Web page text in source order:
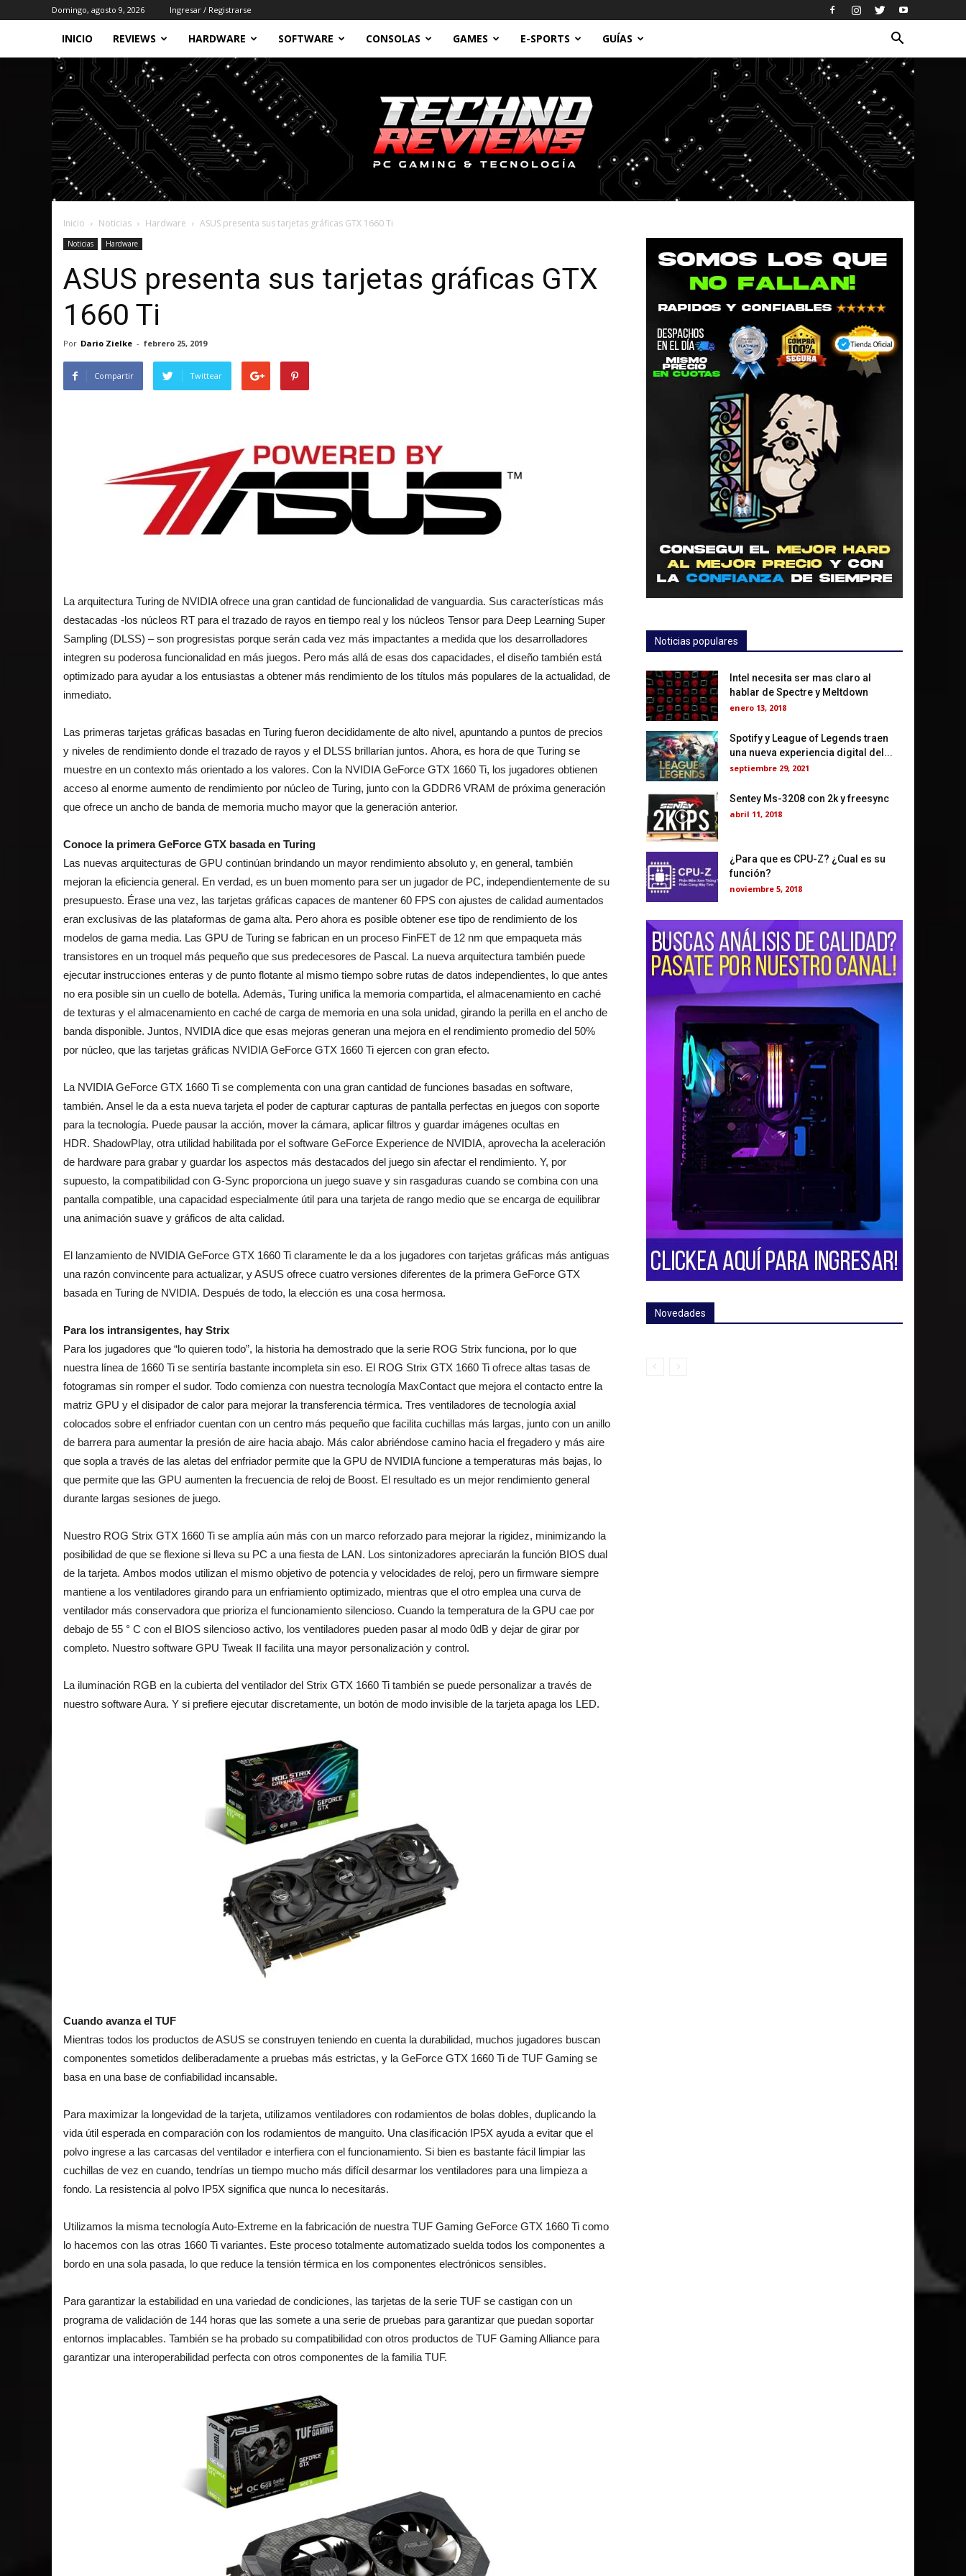
Domingo, agosto 9, 2026 Ingresar / Registrarse
INICIO REVIEWS HARDWARE SOFTWARE CONSOLAS GAMES E-SPORTS GUÍAS
unboxing
&
Inicio Noticias Hardware ASUS presenta sus tarjetas gráficas GTX 1660 Ti
Noticias Hardware
ASUS presenta sus tarjetas gráficas GTX
1660 Ti
Por Dario Zielke - febrero 25, 2019
Compartir Twittear
La arquitectura Turing de NVIDIA ofrece una gran cantidad de funcionalidad de vanguardia. Sus características más
destacadas -los núcleos RT para el trazado de rayos en tiempo real y los núcleos Tensor para Deep Learning Super
Sampling (DLSS) – son progresistas porque serán cada vez más impactantes a medida que los desarrolladores
integren su poderosa funcionalidad en más juegos. Pero más allá de esas dos capacidades, el diseño también está
optimizado para ayudar a los entusiastas a obtener más rendimiento de los títulos más populares de la actualidad, de
inmediato.
Las primeras tarjetas gráficas basadas en Turing fueron decididamente de alto nivel, apuntando a puntos de precios
y niveles de rendimiento donde el trazado de rayos y el DLSS brillarían juntos. Ahora, es hora de que Turing se
muestre en un contexto más orientado a los valores. Con la NVIDIA GeForce GTX 1660 Ti, los jugadores obtienen
acceso al enorme aumento de rendimiento por núcleo de Turing, junto con la GDDR6 VRAM de próxima generación
que ofrece un ancho de banda de memoria mucho mayor que la generación anterior.
Conoce la primera GeForce GTX basada en Turing
Las nuevas arquitecturas de GPU continúan brindando un mayor rendimiento absoluto y, en general, también
mejoran la eficiencia general. En verdad, es un buen momento para ser un jugador de PC, independientemente de su
presupuesto. Érase una vez, las tarjetas gráficas capaces de mantener 60 FPS con ajustes de calidad aumentados
eran exclusivas de las plataformas de gama alta. Pero ahora es posible obtener ese tipo de rendimiento de los
modelos de gama media. Las GPU de Turing se fabrican en un proceso FinFET de 12 nm que empaqueta más
transistores en un troquel más pequeño que sus predecesores de Pascal. La nueva arquitectura también puede
ejecutar instrucciones enteras y de punto flotante al mismo tiempo sobre rutas de datos independientes, lo que antes
no era posible sin un cuello de botella. Además, Turing unifica la memoria compartida, el almacenamiento en caché
de texturas y el almacenamiento en caché de carga de memoria en una sola unidad, girando la perilla en el ancho de
banda disponible. Juntos, NVIDIA dice que esas mejoras generan una mejora en el rendimiento promedio del 50%
por núcleo, que las tarjetas gráficas NVIDIA GeForce GTX 1660 Ti ejercen con gran efecto.
La NVIDIA GeForce GTX 1660 Ti se complementa con una gran cantidad de funciones basadas en software,
también. Ansel le da a esta nueva tarjeta el poder de capturar capturas de pantalla perfectas en juegos con soporte
para la tecnología. Puede pausar la acción, mover la cámara, aplicar filtros y guardar imágenes ocultas en
HDR. ShadowPlay, otra utilidad habilitada por el software GeForce Experience de NVIDIA, aprovecha la aceleración
de hardware para grabar y guardar los aspectos más destacados del juego sin afectar el rendimiento. Y, por
supuesto, la compatibilidad con G-Sync proporciona un juego suave y sin rasgaduras cuando se combina con una
pantalla compatible, una capacidad especialmente útil para una tarjeta de rango medio que se encarga de equilibrar
una animación suave y gráficos de alta calidad.
El lanzamiento de NVIDIA GeForce GTX 1660 Ti claramente le da a los jugadores con tarjetas gráficas más antiguas
una razón convincente para actualizar, y ASUS ofrece cuatro versiones diferentes de la primera GeForce GTX
basada en Turing de NVIDIA. Después de todo, la elección es una cosa hermosa.
Para los intransigentes, hay Strix
Para los jugadores que “lo quieren todo”, la historia ha demostrado que la serie ROG Strix funciona, por lo que
nuestra línea de 1660 Ti se sentiría bastante incompleta sin eso. El ROG Strix GTX 1660 Ti ofrece altas tasas de
fotogramas sin romper el sudor. Todo comienza con nuestra tecnología MaxContact que mejora el contacto entre la
matriz GPU y el disipador de calor para mejorar la transferencia térmica. Tres ventiladores de tecnología axial
colocados sobre el enfriador cuentan con un centro más pequeño que facilita cuchillas más largas, junto con un anillo
de barrera para aumentar la presión de aire hacia abajo. Más calor abriéndose camino hacia el fregadero y más aire
que sopla a través de las aletas del enfriador permite que la GPU de NVIDIA funcione a temperaturas más bajas, lo
que permite que las GPU aumenten la frecuencia de reloj de Boost. El resultado es un mejor rendimiento general
durante largas sesiones de juego.
Nuestro ROG Strix GTX 1660 Ti se amplía aún más con un marco reforzado para mejorar la rigidez, minimizando la
posibilidad de que se flexione si lleva su PC a una fiesta de LAN. Los sintonizadores apreciarán la función BIOS dual
de la tarjeta. Ambos modos utilizan el mismo objetivo de potencia y velocidades de reloj, pero un firmware siempre
mantiene a los ventiladores girando para un enfriamiento optimizado, mientras que el otro emplea una curva de
ventilador más conservadora que prioriza el funcionamiento silencioso. Cuando la temperatura de la GPU cae por
debajo de 55 ° C con el BIOS silencioso activo, los ventiladores pueden pasar al modo 0dB y dejar de girar por
completo. Nuestro software GPU Tweak II facilita una mayor personalización y control.
La iluminación RGB en la cubierta del ventilador del Strix GTX 1660 Ti también se puede personalizar a través de
nuestro software Aura. Y si prefiere ejecutar discretamente, un botón de modo invisible de la tarjeta apaga los LED.
Cuando avanza el TUF
Mientras todos los productos de ASUS se construyen teniendo en cuenta la durabilidad, muchos jugadores buscan
componentes sometidos deliberadamente a pruebas más estrictas, y la GeForce GTX 1660 Ti de TUF Gaming se
basa en una base de confiabilidad incansable.
Para maximizar la longevidad de la tarjeta, utilizamos ventiladores con rodamientos de bolas dobles, duplicando la
vida útil esperada en comparación con los rodamientos de manguito. Una clasificación IP5X ayuda a evitar que el
polvo ingrese a las carcasas del ventilador e interfiera con el funcionamiento. Si bien es bastante fácil limpiar las
cuchillas de vez en cuando, tendrías un tiempo mucho más difícil desarmar los ventiladores para una limpieza a
fondo. La resistencia al polvo IP5X significa que nunca lo necesitarás.
Utilizamos la misma tecnología Auto-Extreme en la fabricación de nuestra TUF Gaming GeForce GTX 1660 Ti como
lo hacemos con las otras 1660 Ti variantes. Este proceso totalmente automatizado suelda todos los componentes a
bordo en una sola pasada, lo que reduce la tensión térmica en los componentes electrónicos sensibles.
Para garantizar la estabilidad en una variedad de condiciones, las tarjetas de la serie TUF se castigan con un
programa de validación de 144 horas que las somete a una serie de pruebas para garantizar que puedan soportar
entornos implacables. También se ha probado su compatibilidad con otros productos de TUF Gaming Alliance para
garantizar una interoperabilidad perfecta con otros componentes de la familia TUF.
Noticias populares
Intel necesita ser mas claro al
hablar de Spectre y Meltdown
enero 13, 2018
Spotify y League of Legends traen
una nueva experiencia digital del...
septiembre 29, 2021
Sentey Ms-3208 con 2k y freesync
abril 11, 2018
¿Para que es CPU-Z? ¿Cual es su
función?
noviembre 5, 2018
Novedades